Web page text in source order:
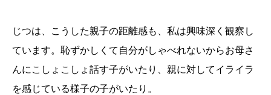
じつは、こうした親子の距離感も、私は興味深く観察し
ています。恥ずかしくて自分がしゃべれないからお母さ
んにこしょこしょ話す子がいたり、親に対してイライラ
を感じている様子の子がいたり。